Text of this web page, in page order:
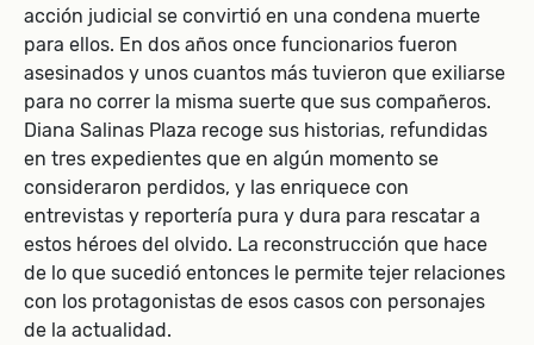
acción judicial se convirtió en una condena muerte
para ellos. En dos años once funcionarios fueron
asesinados y unos cuantos más tuvieron que exiliarse
para no correr la misma suerte que sus compañeros.
Diana Salinas Plaza recoge sus historias, refundidas
en tres expedientes que en algún momento se
consideraron perdidos, y las enriquece con
entrevistas y reportería pura y dura para rescatar a
estos héroes del olvido. La reconstrucción que hace
de lo que sucedió entonces le permite tejer relaciones
con los protagonistas de esos casos con personajes
de la actualidad.